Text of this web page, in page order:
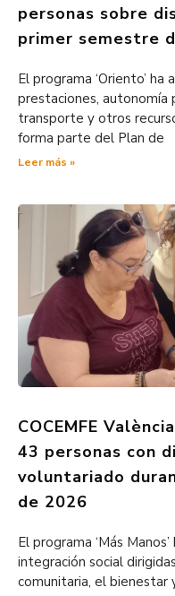
personas sobre
primer semestre
El programa ‘Oriento’
prestaciones, autonomía
transporte y otros
forma parte del Plan de
Leer más »
COCEMFE
43 personas con
voluntariado
de 2026
El programa ‘Más
integración social
comunitaria, el